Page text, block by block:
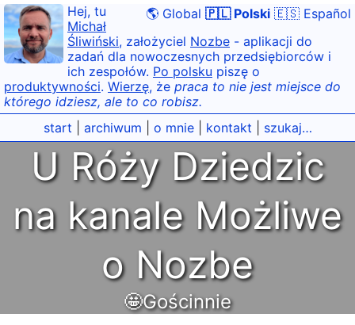
🌎 Global 🇵🇱 Polski 🇪🇸 Español
Hej, tu
Michał
Śliwiński, założyciel Nozbe - aplikacji do
zadań dla nowoczesnych przedsiębiorców i
ich zespołów. Po polsku piszę o
produktywności. Wierzę, że praca to nie jest miejsce do
którego idziesz, ale to co robisz.
start
archiwum o mnie| kontakt szukaj…
U Róży Dziedzic
na kanale Możliwe
o Nozbe
🤩Gościnnie